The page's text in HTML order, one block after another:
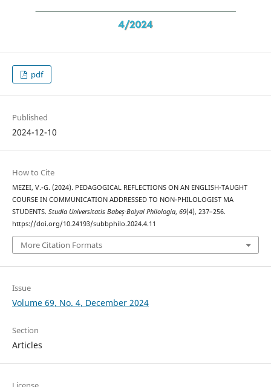
pdf
Published
2024-12-10
How to Cite
MEZEI, V.-G. (2024). PEDAGOGICAL REFLECTIONS ON AN ENGLISH-TAUGHT
COURSE IN COMMUNICATION ADDRESSED TO NON-PHILOLOGIST MA
STUDENTS. Studia Universitatis Babeș-Bolyai Philologia, 69(4), 237–256.
https://doi.org/10.24193/subbphilo.2024.4.11
More Citation Formats
Issue
Volume 69, No. 4, December 2024
Section
Articles